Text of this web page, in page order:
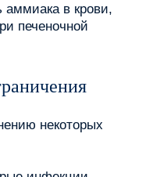
аммиака в крови,
печеночной
некоторых